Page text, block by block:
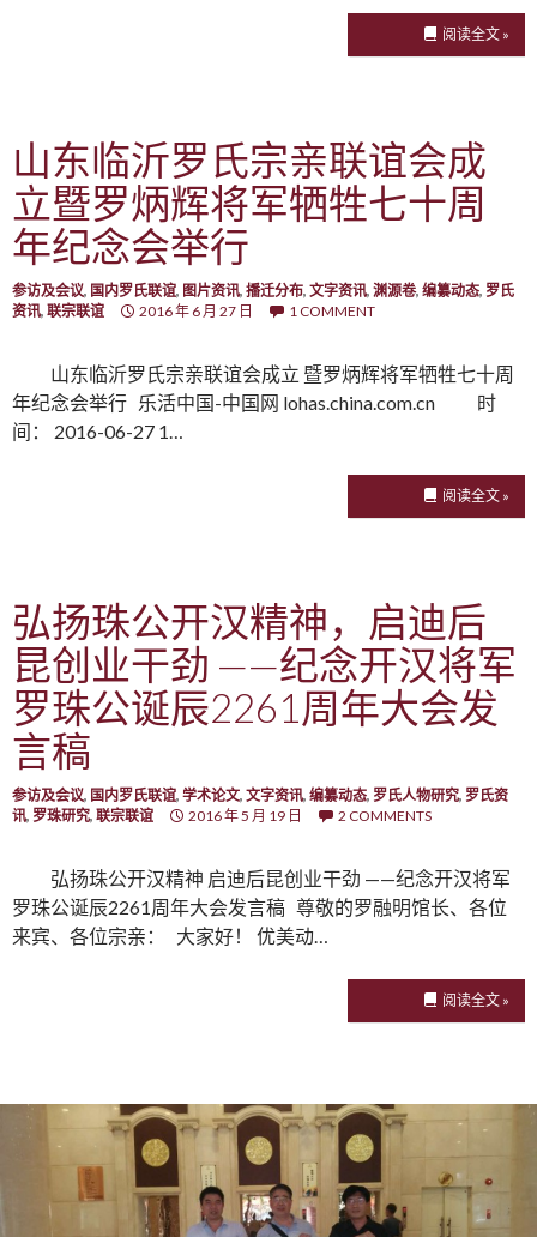
阅读全文 »
山东临沂罗氏宗亲联谊会成
立暨罗炳辉将军牺牲七十周
年纪念会举行
参访及会议, 国内罗氏联谊, 图片资讯, 播迁分布, 文字资讯, 渊源卷, 编纂动态, 罗氏
资讯, 联宗联谊 2016 年 6 月 27 日 1 COMMENT
山东临沂罗氏宗亲联谊会成立 暨罗炳辉将军牺牲七十周
年纪念会举行 乐活中国-中国网 lohas.china.com.cn 时
间： 2016-06-27 1…
阅读全文 »
弘扬珠公开汉精神，启迪后
昆创业干劲 ——纪念开汉将军
罗珠公诞辰2261周年大会发
言稿
参访及会议, 国内罗氏联谊, 学术论文, 文字资讯, 编纂动态, 罗氏人物研究, 罗氏资
讯, 罗珠研究, 联宗联谊 2016 年 5 月 19 日 2 COMMENTS
弘扬珠公开汉精神 启迪后昆创业干劲 ——纪念开汉将军
罗珠公诞辰2261周年大会发言稿 尊敬的罗融明馆长、各位
来宾、各位宗亲： 大家好！ 优美动…
阅读全文 »